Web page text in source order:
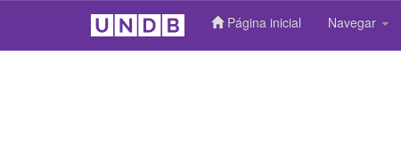
Página inicial Navegar